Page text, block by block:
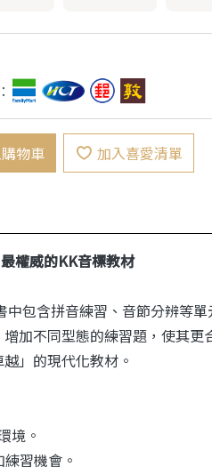
物車 加入喜愛清單
權威的KK音標教材
包含拼音練習、音節分辨等
加不同型態的練習題，使其更
」的現代化教材。
境。
習機會。